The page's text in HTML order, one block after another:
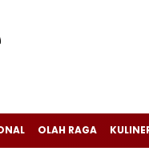
OLAH RAGA